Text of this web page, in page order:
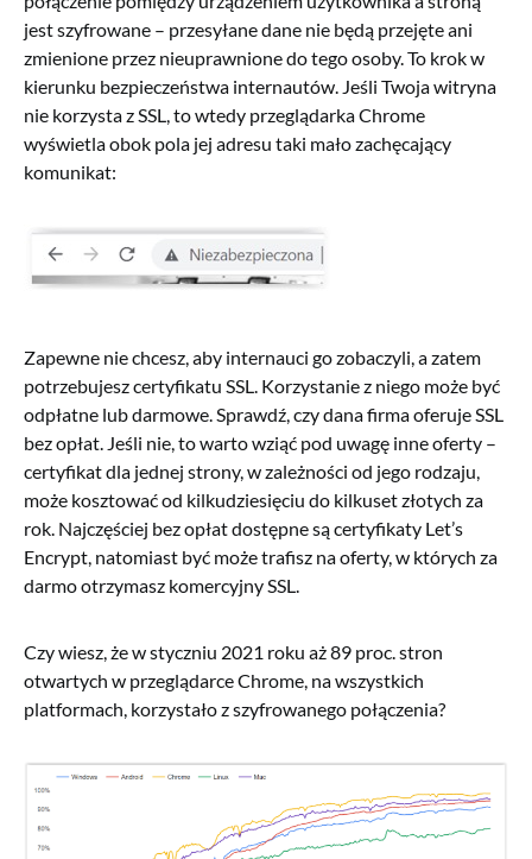
jest szyfrowane – przesyłane dane nie będą przejęte ani
zmienione przez nieuprawnione do tego osoby. To krok w
kierunku bezpieczeństwa internautów. Jeśli Twoja witryna
nie korzysta z SSL, to wtedy przeglądarka Chrome
wyświetla obok pola jej adresu taki mało zachęcający
komunikat:
Zapewne nie chcesz, aby internauci go zobaczyli, a zatem
potrzebujesz certyfikatu SSL. Korzystanie z niego może być
odpłatne lub darmowe. Sprawdź, czy dana firma oferuje SSL
bez opłat. Jeśli nie, to warto wziąć pod uwagę inne oferty –
certyfikat dla jednej strony, w zależności od jego rodzaju,
może kosztować od kilkudziesięciu do kilkuset złotych za
rok. Najczęściej bez opłat dostępne są certyfikaty Let’s
Encrypt, natomiast być może trafisz na oferty, w których za
darmo otrzymasz komercyjny SSL.
Czy wiesz, że w styczniu 2021 roku aż 89 proc. stron
otwartych w przeglądarce Chrome, na wszystkich
platformach, korzystało z szyfrowanego połączenia?